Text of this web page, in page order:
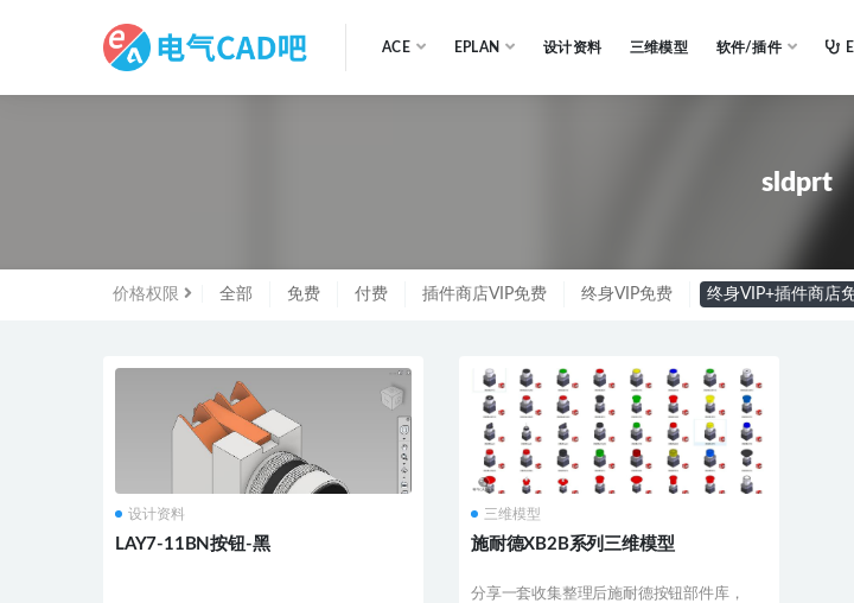
ACE EPLAN 设计资料 三维模型 软件/插件
sldprt
价格权限 全部 免费 付费 插件商店VIP免费 终身VIP免费 终身VIP+插件商店
设计资料
LAY7-11BN按钮-黑
三维模型
施耐德XB2B系列三维模型
分享一套收集整理后施耐德按钮部件库，